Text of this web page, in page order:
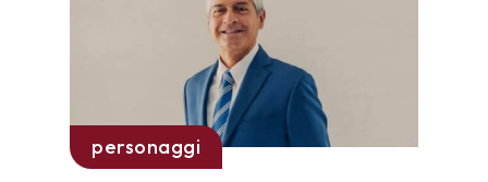
personaggi